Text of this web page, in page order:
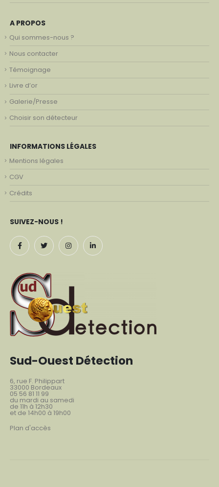
A PROPOS
Qui sommes-nous ?
Nous contacter
Témoignage
Livre d’or
Galerie/Presse
Choisir son détecteur
INFORMATIONS LÉGALES
Mentions légales
CGV
Crédits
SUIVEZ-NOUS !
Sud-Ouest Détection
6, rue F. Philippart
33000 Bordeaux
05 56 81 11 99
du mardi au samedi
de 11h à 12h30
et de 14h00 à 19h00
Plan d'accès